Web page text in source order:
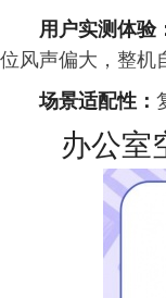
用户实测体验
位风声偏大，整机
场景适配性：
办公室